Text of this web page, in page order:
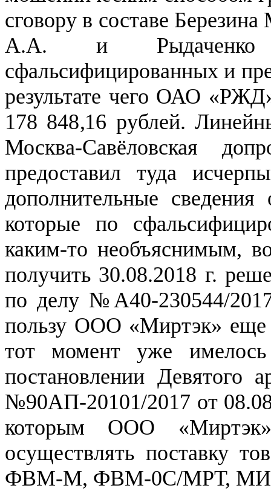
сговору в составе
А.А. и Рыдаченко
сфальсифицированных и
результате чего ОАО
178 848,16 рублей.
Москва-Савёловская
предоставил туда
дополнительные
которые по
каким-то необъяснимым,
получить 30.08.2018 г.
по делу №А40-230544/
пользу ООО «Миртэк» еще
тот момент уже
постановлении Девятого
№90АП-20101/2017 от
которым ООО
осуществлять
ФВМ-М, ФВМ-0С/МРТ,